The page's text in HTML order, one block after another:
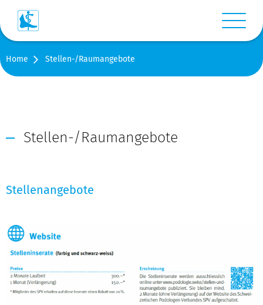
Menü
Medien
Shop
Stellen-/Raumangebote
Suche
Home Stellen-/Raumangebote
Stellen-/Raumangebote
Stellenangebote